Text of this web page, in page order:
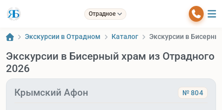
Отрадное
Экскурсии в Отрадном Каталог Экскурсии в
Экскурсии в Бисерный храм из Отрадного
2026
Крымский Афон № 804